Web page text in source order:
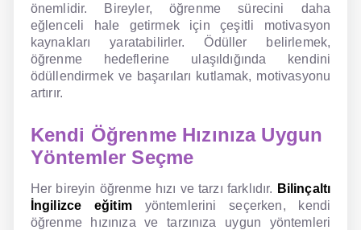
önemlidir. Bireyler, öğrenme sürecini daha
eğlenceli hale getirmek için çeşitli motivasyon
kaynakları yaratabilirler. Ödüller belirlemek,
öğrenme hedeflerine ulaşıldığında kendini
ödüllendirmek ve başarıları kutlamak, motivasyonu
artırır.
Kendi Öğrenme Hızınıza Uygun
Yöntemler Seçme
Her bireyin öğrenme hızı ve tarzı farklıdır. Bilinçaltı
İngilizce eğitimyöntemlerini seçerken, kendi
öğrenme hızınıza ve tarzınıza uygun yöntemleri